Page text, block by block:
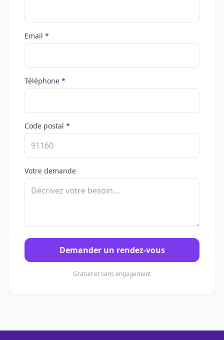
Email *
Téléphone *
Code postal *
Votre demande
Demander un rendez-vous
Gratuit et sans engagement